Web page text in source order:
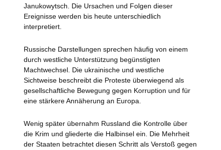
Janukowytsch. Die Ursachen und Folgen dieser
Ereignisse werden bis heute unterschiedlich
interpretiert.
Russische Darstellungen sprechen häufig von einem
durch westliche Unterstützung begünstigten
Machtwechsel. Die ukrainische und westliche
Sichtweise beschreibt die Proteste überwiegend als
gesellschaftliche Bewegung gegen Korruption und für
eine stärkere Annäherung an Europa.
Wenig später übernahm Russland die Kontrolle über
die Krim und gliederte die Halbinsel ein. Die Mehrheit
der Staaten betrachtet diesen Schritt als Verstoß gegen